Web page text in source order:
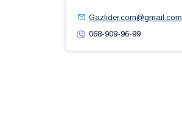
Gazlider.com@gmail.com
068-909-96-99